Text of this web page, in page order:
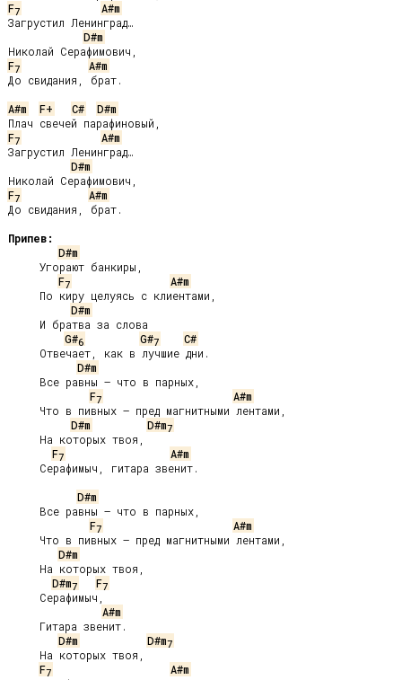
F7
A#m
Загрустил Ленинград…
D#m
F7
A#m
До свидания, брат.
A#m
F+ C#
D#m
F7
A#m
Загрустил Ленинград…
D#m
F7
A#m
До свидания, брат.
Припев:
D#m
F7
A#m
D#m
G#6 G#7
C#
D#m
F7
A#m
D#m
D#m7
F7
A#m
D#m
F7
A#m
D#m
D#m7 F7
A#m
D#m
D#m7
F7
A#m